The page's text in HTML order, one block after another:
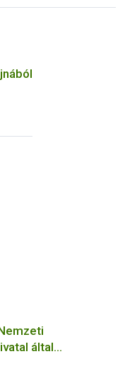
által
kapcsolódó